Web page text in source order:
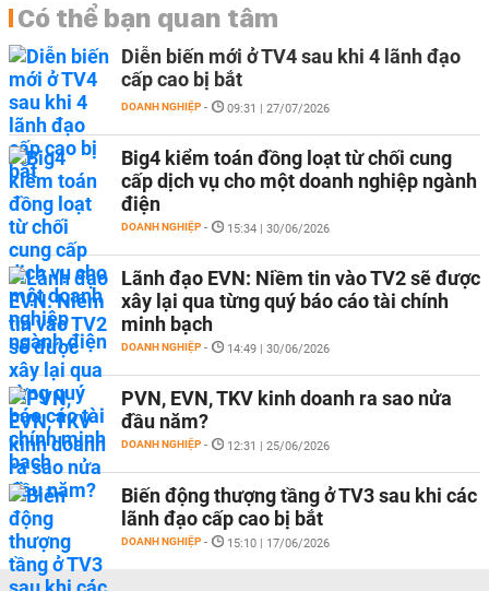
Có thể bạn quan tâm
Diễn biến mới ở TV4 sau khi 4 lãnh đạo
cấp cao bị bắt
DOANH NGHIỆP - 09:31 | 27/07/2026
Big4 kiểm toán đồng loạt từ chối cung
cấp dịch vụ cho một doanh nghiệp ngành
điện
DOANH NGHIỆP - 15:34 | 30/06/2026
Lãnh đạo EVN: Niềm tin vào TV2 sẽ được
xây lại qua từng quý báo cáo tài chính
minh bạch
DOANH NGHIỆP - 14:49 | 30/06/2026
PVN, EVN, TKV kinh doanh ra sao nửa
đầu năm?
DOANH NGHIỆP - 12:31 | 25/06/2026
Biến động thượng tầng ở TV3 sau khi các
lãnh đạo cấp cao bị bắt
DOANH NGHIỆP - 15:10 | 17/06/2026